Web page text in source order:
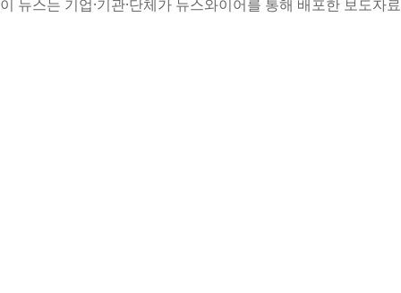
이 뉴스는 기업·기관·단체가 뉴스와이어를 통해 배포한 보도자